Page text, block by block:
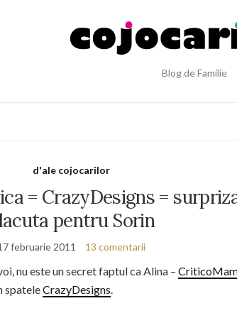
Blog de Familie
d'ale cojocarilor
= CrazyDesigns =
pentru Sorin
februarie 2011 13 comentarii
nu este un secret faptul ca Alina –
spateleCrazyDesigns.